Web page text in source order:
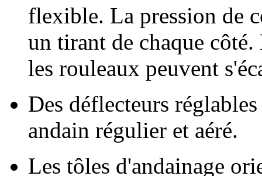
flexible. La pression de
un tirant de chaque côté.
les rouleaux peuvent
Des déflecteurs
andain régulier et aéré.
Les tôles d'andainage